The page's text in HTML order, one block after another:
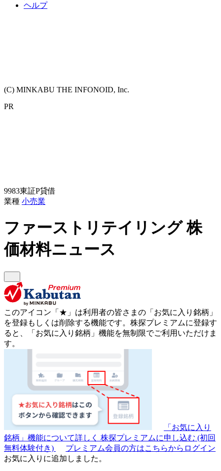
ヘルプ
(C) MINKABU THE INFONOID, Inc.
PR
9983東証P貸借
業種 小売業
ファーストリテイリング株
価材料ニュース
このアイコン 「★」 は利用者の皆さまの 「お気に入り銘柄」
を登録もしくは削除する機能です。 株探プレミアムに登録す
ると、「お気に入り銘柄」機能を無制限でご利用いただけま
す。
「お気に入り
銘柄」機能について詳しく 株探プレミアムに申し込む (初回
無料体験付き)
プレミアム会員の方はこちらからログイン
お気に入りに追加しました。